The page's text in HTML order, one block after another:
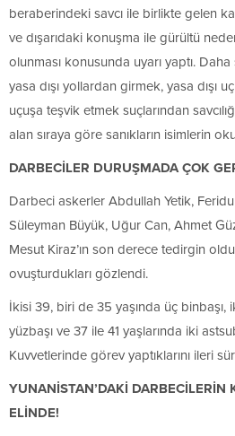
beraberindeki savcı ile birlikte gelen
ve dışarıdaki konuşma ile gürültü
olunması konusunda uyarı yaptı. Daha
yasa dışı yollardan girmek, yasa dışı
uçuşa teşvik etmek suçlarından
alan sıraya göre sanıkların isimlerin
DARBECİLER DURUŞMADA ÇOK
Darbeci askerler Abdullah Yetik,
Süleyman Büyük, Uğur Can, Ahmet
Mesut Kiraz’ın son derece tedirgin
ovuşturdukları gözlendi.
İkisi 39, biri de 35 yaşında üç binbaşı,
yüzbaşı ve 37 ile 41 yaşlarında iki
Kuvvetlerinde görev yaptıklarını ileri
YUNANİSTAN’DAKİ DARBECİLERİN
ELİNDE!